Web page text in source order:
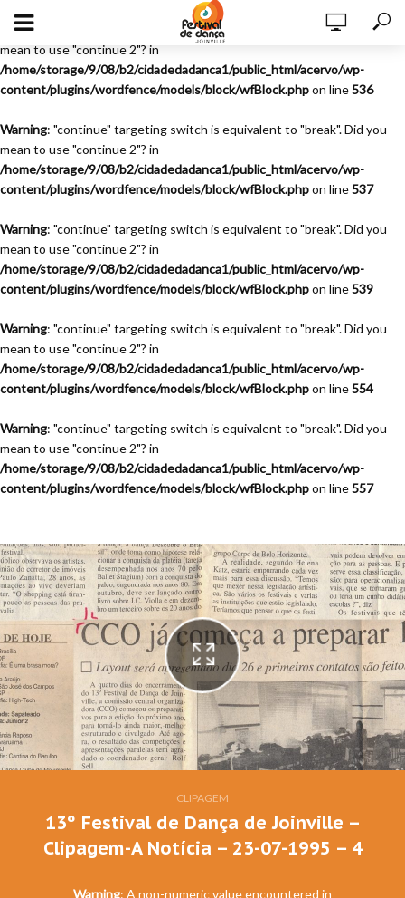
Warning
: "continue" targeting switch is equivalent to "break". Did you
mean to use "continue 2"? in
/home/storage/9/08/b2/cidadedadanca1/public_html/acervo/wp-
content/plugins/wordfence/models/block/wfBlock.phpon line536
Warning: "continue" targeting switch is equivalent to "break". Did you
mean to use "continue 2"? in
/home/storage/9/08/b2/cidadedadanca1/public_html/acervo/wp-
content/plugins/wordfence/models/block/wfBlock.phpon line537
Warning: "continue" targeting switch is equivalent to "break". Did you
mean to use "continue 2"? in
/home/storage/9/08/b2/cidadedadanca1/public_html/acervo/wp-
content/plugins/wordfence/models/block/wfBlock.phpon line539
Warning: "continue" targeting switch is equivalent to "break". Did you
mean to use "continue 2"? in
/home/storage/9/08/b2/cidadedadanca1/public_html/acervo/wp-
content/plugins/wordfence/models/block/wfBlock.phpon line554
Warning: "continue" targeting switch is equivalent to "break". Did you
mean to use "continue 2"? in
/home/storage/9/08/b2/cidadedadanca1/public_html/acervo/wp-
content/plugins/wordfence/models/block/wfBlock.phpon line557
Festival de Dança de Joinville - 13a. Edição - 1995
CLIPAGEM
13º Festival de Dança de Joinville –
Clipagem-A Notícia – 23-07-1995 – 4
Warning: A non-numeric value encountered in